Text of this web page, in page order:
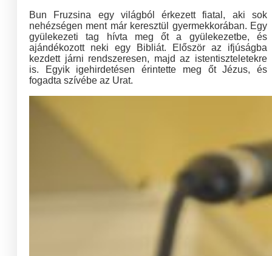
Bun Fruzsina egy világból érkezett fiatal, aki sok
nehézségen ment már keresztül gyermekkorában. Egy
gyülekezeti tag hívta meg őt a gyülekezetbe, és
ajándékozott neki egy Bibliát. Először az ifjúságba
kezdett járni rendszeresen, majd az istentiszteletekre
is. Egyik igehirdetésen érintette meg őt Jézus, és
fogadta szívébe az Urat.